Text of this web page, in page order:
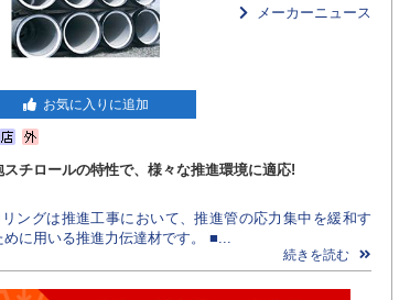
お気に入りに追加
メーカーニュース
スチロールの特性で、様々な推進環境に適応!
ングは推進工事において、推進管の応力集中を緩和す
めに用いる推進力伝達材です。 ■...
続きを読む